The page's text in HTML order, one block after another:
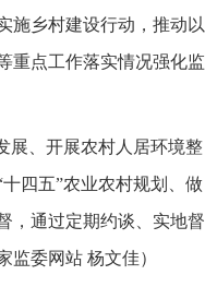
施乡村建设行动，推动以
重点工作落实情况强化监
展、开展农村人居环境整
四五”农业农村规划、做
，通过定期约谈、实地督
监委网站 杨文佳）